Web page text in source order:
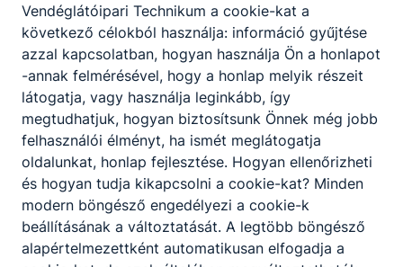
A SZAKKÉPZETTSÉGGEL RENDELKEZŐ
üzemelteti a vendéglátóhelyet;
marketing tevékenységet végez;
vendégekkel, partnerekkel kapcsolatot
tart;
karbantartásokat biztosít;
ügyel a vendéglátóhely környezetére;
vendégek számára programokat szervez;
logisztikai feladatokat ellát;
irányítja, szervezi és értékeli a
munkatársak munkáját;
Vendéglátóipari Technikum a cookie-kat a
következő célokból használja: információ gyűjtése
azzal kapcsolatban, hogyan használja Ön a honlapot
-annak felmérésével, hogy a honlap melyik részeit
látogatja, vagy használja leginkább, így
megtudhatjuk, hogyan biztosítsunk Önnek még jobb
felhasználói élményt, ha ismét meglátogatja
oldalunkat, honlap fejlesztése. Hogyan ellenőrizheti
és hogyan tudja kikapcsolni a cookie-kat? Minden
modern böngésző engedélyezi a cookie-k
beállításának a változtatását. A legtöbb böngésző
alapértelmezettként automatikusan elfogadja a